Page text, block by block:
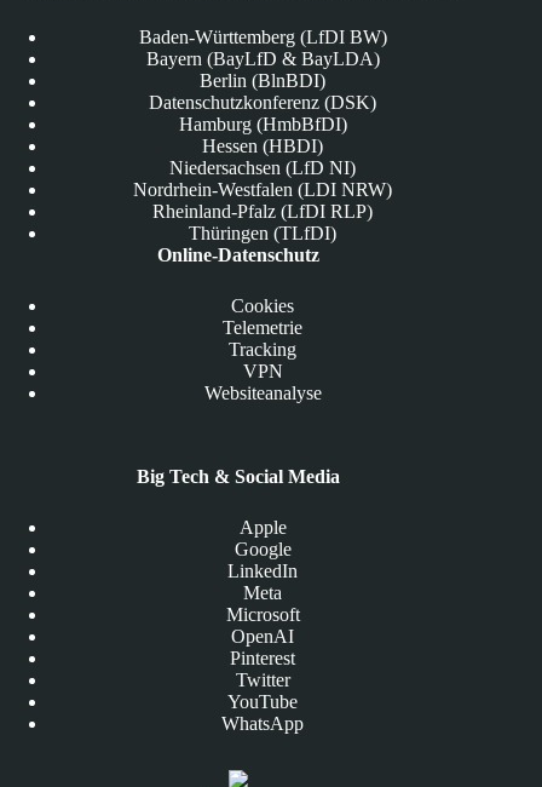
Baden-Württemberg (LfDI BW)
Bayern (BayLfD & BayLDA)
Berlin (BlnBDI)
Datenschutzkonferenz (DSK)
Hamburg (HmbBfDI)
Hessen (HBDI)
Niedersachsen (LfD NI)
Nordrhein-Westfalen (LDI NRW)
Rheinland-Pfalz (LfDI RLP)
Thüringen (TLfDI)
Online-Datenschutz
Cookies
Telemetrie
Tracking
VPN
Websiteanalyse
Big Tech & Social Media
Apple
Google
LinkedIn
Meta
Microsoft
OpenAI
Pinterest
Twitter
YouTube
WhatsApp